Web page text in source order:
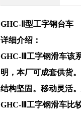
GHC-Ⅱ型工字钢台车
详细介绍：
GHC-Ⅲ工字钢滑车该
明，本厂可成套供货
结构坚固。移动灵活
GHC-Ⅲ工字钢滑车比